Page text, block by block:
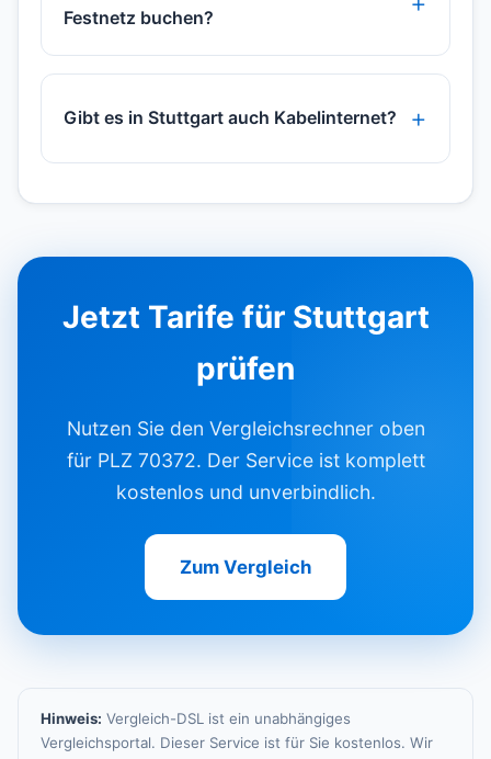
Festnetz buchen?
Gibt es in Stuttgart auch Kabelinternet?
Jetzt Tarife für Stuttgart
prüfen
Nutzen Sie den Vergleichsrechner oben
für PLZ 70372. Der Service ist komplett
kostenlos und unverbindlich.
Zum Vergleich
Hinweis: Vergleich-DSL ist ein unabhängiges
Vergleichsportal. Dieser Service ist für Sie kostenlos. Wir